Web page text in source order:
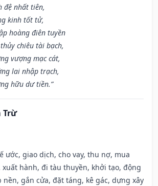
đệ nhất tiên,
kinh tốt tử,
hoàng điên tuyền
chiêu tài bạch,
vượng mạc cát,
lai nhập trạch,
hữu dư tiền.”
Trừ
ước, giao dịch, cho vay, thu nợ, mua
hành, đi tàu thuyền, khởi tạo, động
nền, gắn cửa, đặt táng, kê gác, dựng xây